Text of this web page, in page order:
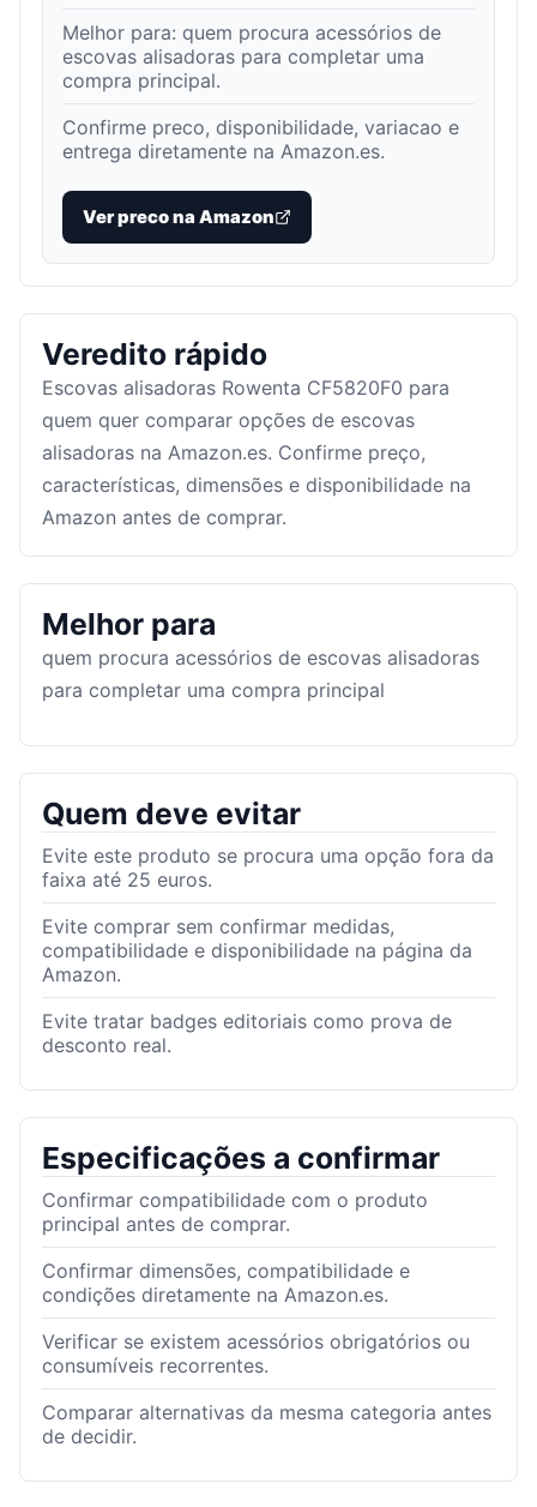
Melhor para: quem procura acessórios de
escovas alisadoras para completar uma
compra principal.
Confirme preco, disponibilidade, variacao e
entrega diretamente na Amazon.es.
Ver preco na Amazon
Veredito rápido
Escovas alisadoras Rowenta CF5820F0 para
quem quer comparar opções de escovas
alisadoras na Amazon.es. Confirme preço,
características, dimensões e disponibilidade na
Amazon antes de comprar.
Melhor para
quem procura acessórios de escovas alisadoras
para completar uma compra principal
Quem deve evitar
Evite este produto se procura uma opção fora da
faixa até 25 euros.
Evite comprar sem confirmar medidas,
compatibilidade e disponibilidade na página da
Amazon.
Evite tratar badges editoriais como prova de
desconto real.
Especificações a confirmar
Confirmar compatibilidade com o produto
principal antes de comprar.
Confirmar dimensões, compatibilidade e
condições diretamente na Amazon.es.
Verificar se existem acessórios obrigatórios ou
consumíveis recorrentes.
Comparar alternativas da mesma categoria antes
de decidir.